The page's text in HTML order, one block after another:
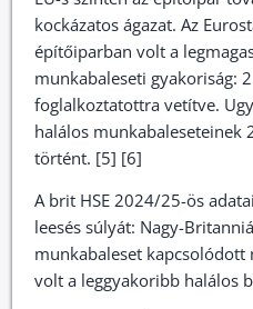
kockázatos ágazat. Az
építőiparban volt a
munkabaleseti gyakoriság:
foglalkoztatottra vetítve.
halálos munkabaleseteinek
történt. [5] [6]
A brit HSE 2024/25-ös
leesés súlyát: Nagy-
munkabaleset kapcsolódott
volt a leggyakoribb halálos